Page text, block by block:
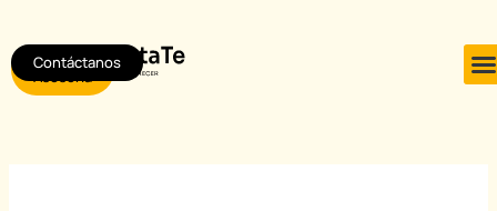
contenido
Agendar
Asesoría
Contáctanos